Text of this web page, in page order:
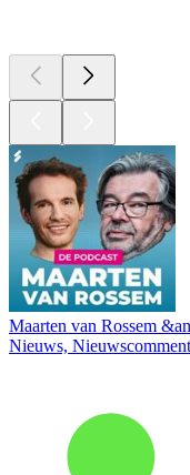
Maarten van Rossem
Nieuws,